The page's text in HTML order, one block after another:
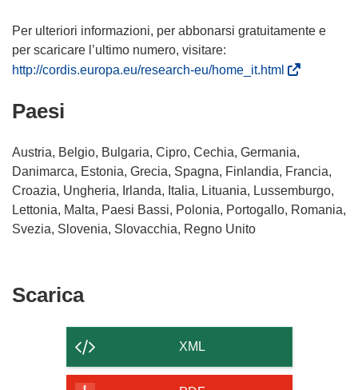
Per ulteriori informazioni, per abbonarsi gratuitamente e
per scaricare l’ultimo numero, visitare:
http://cordis.europa.eu/research-eu/home_it.html
p
r
a
Paesi
Austria, Belgio, Bulgaria, Cipro, Cechia, Germania,
Danimarca, Estonia, Grecia, Spagna, Finlandia, Francia,
Croazia, Ungheria, Irlanda, Italia, Lituania, Lussemburgo,
Lettonia, Malta, Paesi Bassi, Polonia, Portogallo, Romania,
Svezia, Slovenia, Slovacchia, Regno Unito
ScaricaScarica
contenuto
della
XML